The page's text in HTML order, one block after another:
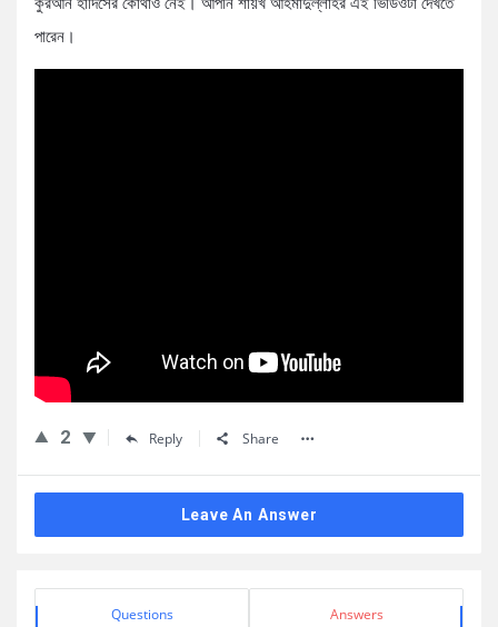
পারেন।
2 Reply Share
Leave An Answer
Sidebar
Stats Questions Answers